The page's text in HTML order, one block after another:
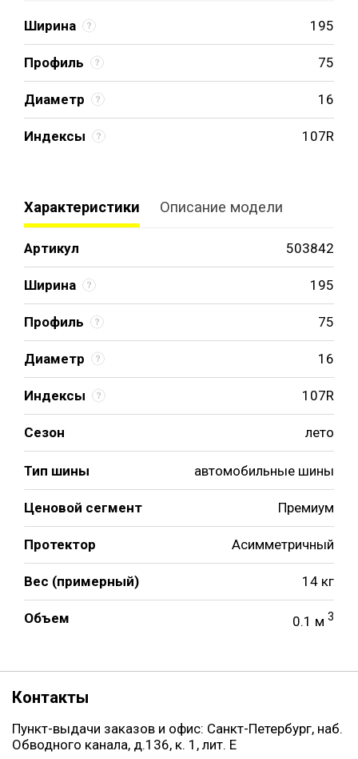
Ширина 195
Профиль 75
Диаметр 16
Индексы 107R
Характеристики Описание модели
Артикул 503842
Ширина 195
Профиль 75
Диаметр 16
Индексы 107R
Сезон лето
Тип шины автомобильные шины
Ценовой сегмент Премиум
Протектор Асимметричный
Вес (примерный) 14 кг
Объем 0.1 м 3
Контакты
Пункт-выдачи заказов и офис: Санкт-Петербург, наб.
Обводного канала, д.136, к. 1, лит. Е